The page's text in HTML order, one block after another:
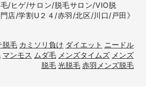
毛/ヒゲ/サロン/脱毛サロン/VIO脱
店/学割U２４/赤羽/北区/川口/戸田》
脱毛 カミソリ負け ダイエット ニードル
マンモス ムダ毛 メンズタイムズ メンズ
脱毛 光脱毛 赤羽メンズ脱毛